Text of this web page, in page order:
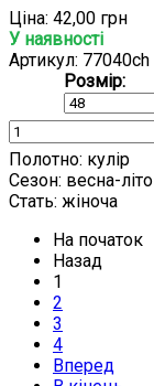
Ціна: 42,00 грн
У наявності
Артикул: 77040ch
Розмір:
Полотно: кулір
Сезон: весна-літо
Стать: жіноча
На початок
Назад
1
2
3
4
Вперед